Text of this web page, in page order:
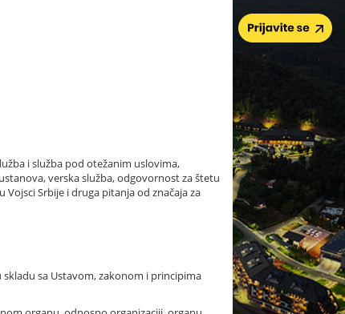
i služba pod otežanim uslovima,
verska služba, odgovornost za štetu
Srbije i druga pitanja od značaja za
sa Ustavom, zakonom i principima